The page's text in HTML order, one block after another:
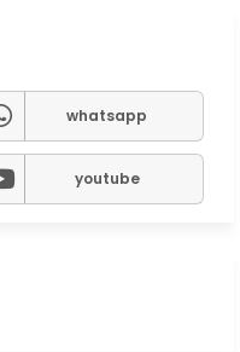
whatsapp
youtube